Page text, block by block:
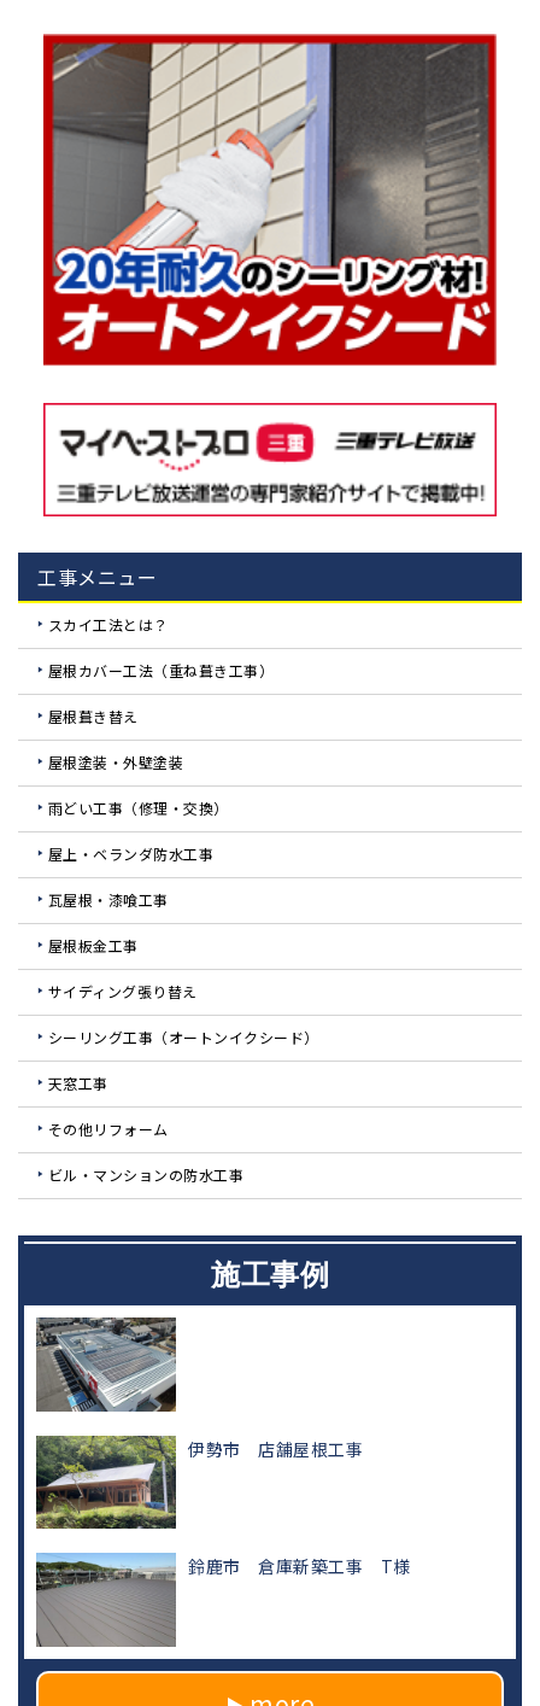
工事メニュー
スカイ工法とは？
屋根カバー工法（重ね葺き工事）
屋根葺き替え
屋根塗装・外壁塗装
雨どい工事（修理・交換）
屋上・ベランダ防水工事
瓦屋根・漆喰工事
屋根板金工事
サイディング張り替え
シーリング工事（オートンイクシード）
天窓工事
その他リフォーム
ビル・マンションの防水工事
施工事例
伊勢市 店舗屋根工事
鈴鹿市 倉庫新築工事 T様